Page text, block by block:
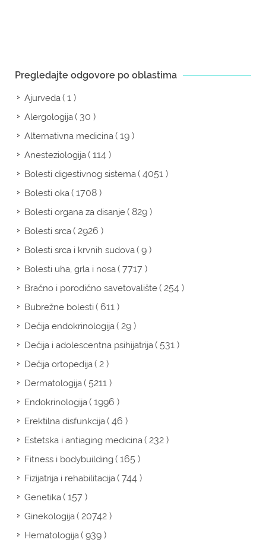
Pregledajte odgovore po oblastima
Ajurveda( 1 )
Alergologija( 30 )
Alternativna medicina( 19 )
Anesteziologija( 114 )
Bolesti digestivnog sistema( 4051 )
Bolesti oka( 1708 )
Bolesti organa za disanje( 829 )
Bolesti srca( 2926 )
Bolesti srca i krvnih sudova( 9 )
Bolesti uha, grla i nosa( 7717 )
Bračno i porodično savetovalište( 254 )
Bubrežne bolesti( 611 )
Dečija endokrinologija( 29 )
Dečija i adolescentna psihijatrija( 531 )
Dečija ortopedija( 2 )
Dermatologija( 5211 )
Endokrinologija( 1996 )
Erektilna disfunkcija( 46 )
Estetska i antiaging medicina( 232 )
Fitness i bodybuilding( 165 )
Fizijatrija i rehabilitacija( 744 )
Genetika( 157 )
Ginekologija( 20742 )
Hematologija( 939 )